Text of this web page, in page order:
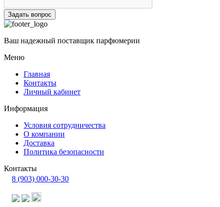
Задать вопрос
Ваш надежный поставщик парфюмерии
Меню
Главная
Контакты
Личный кабинет
Информация
Условия сотрудничества
О компании
Доставка
Политика безопасности
Контакты
8 (903) 000-30-30